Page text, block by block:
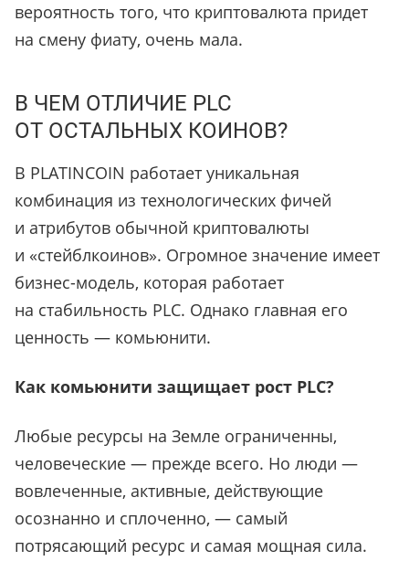
вероятность того, что криптовалюта придет
на смену фиату, очень мала.
В ЧЕМ ОТЛИЧИЕ PLC
ОТ ОСТАЛЬНЫХ КОИНОВ?
В PLATINCOIN работает уникальная
комбинация из технологических фичей
и атрибутов обычной криптовалюты
и «стейблкоинов». Огромное значение имеет
бизнес-модель, которая работает
на стабильность PLC. Однако главная его
ценность — комьюнити.
Как комьюнити защищает рост PLC?
Любые ресурсы на Земле ограниченны,
человеческие — прежде всего. Но люди —
вовлеченные, активные, действующие
осознанно и сплоченно, — самый
потрясающий ресурс и самая мощная сила.